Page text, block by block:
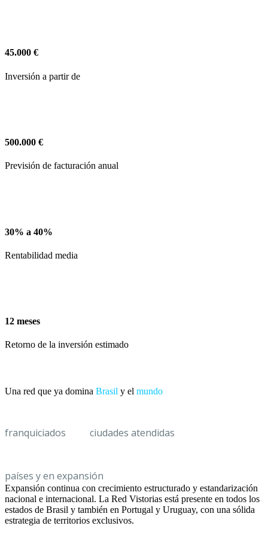
45.000 €
Inversión a partir de
500.000 €
Previsión de facturación anual
30% a 40%
Rentabilidad media
12 meses
Retorno de la inversión estimado
Una red que ya domina Brasil y el mundo
franquiciados ciudades atendidas
países y en expansión
Expansión continua con crecimiento estructurado y estandarización
nacional e internacional. La Red Vistorias está presente en todos los
estados de Brasil y también en Portugal y Uruguay, con una sólida
estrategia de territorios exclusivos.